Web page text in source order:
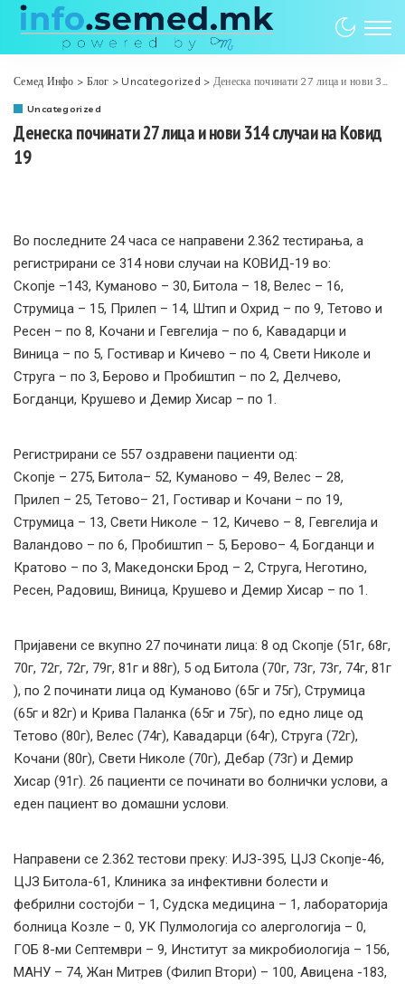
Семед Инфо > Блог > Uncategorized > Денеска починати 27 лица и нови 314 случаи на Ковид 19
Uncategorized
Денеска починати 27 лица и нови 314 случаи на Ковид
19
Во последните 24 часа се направени 2.362 тестирања, а
регистрирани се 314 нови случаи на КОВИД-19 во:
Скопје –143, Куманово – 30, Битола – 18, Велес – 16,
Струмица – 15, Прилеп – 14, Штип и Охрид – по 9, Тетово и
Ресен – по 8, Кочани и Гевгелија – по 6, Кавадарци и
Виница – по 5, Гостивар и Кичево – по 4, Свети Николе и
Струга – по 3, Берово и Пробиштип – по 2, Делчево,
Богданци, Крушево и Демир Хисар – по 1.
Регистрирани се 557 оздравени пациенти од:
Скопје – 275, Битола– 52, Куманово – 49, Велес – 28,
Прилеп – 25, Тетово– 21, Гостивар и Кочани – по 19,
Струмица – 13, Свети Николе – 12, Кичево – 8, Гевгелија и
Валандово – по 6, Пробиштип – 5, Берово– 4, Богданци и
Кратово – по 3, Македонски Брод – 2, Струга, Неготино,
Ресен, Радовиш, Виница, Крушево и Демир Хисар – по 1.
Пријавени се вкупно 27 починати лица: 8 од Скопје (51г, 68г,
70г, 72г, 72г, 79г, 81г и 88г), 5 од Битола (70г, 73г, 73г, 74г, 81г
), по 2 починати лица од Куманово (65г и 75г), Струмица
(65г и 82г) и Крива Паланка (65г и 75г), по едно лице од
Тетово (80г), Велес (74г), Кавадарци (64г), Струга (72г),
Кочани (80г), Свети Николе (70г), Дебар (73г) и Демир
Хисар (91г). 26 пациенти се починати во болнички услови, а
еден пациент во домашни услови.
Направени се 2.362 тестови преку: ИЈЗ-395, ЦЈЗ Скопје-46,
ЦЈЗ Битола-61, Клиника за инфективни болести и
фебрилни состојби – 1, Судска медицина – 1, лабораторија
болница Козле – 0, УК Пулмологија со алергологија – 0,
ГОБ 8-ми Септември – 9, Институт за микробиологија – 156,
МАНУ – 74, Жан Митрев (Филип Втори) – 100, Авицена -183,